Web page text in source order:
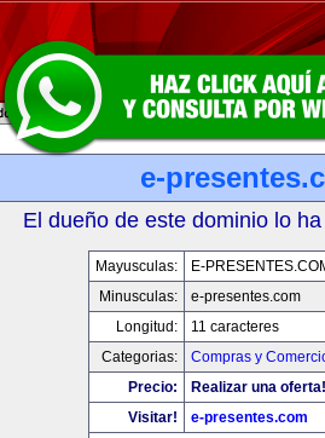
e-
El dueño de este dominio lo
Mayusculas:
E-
Minusculas:
e-presentes.com
Longitud:
11 caracteres
Categorias:
Compras y
Precio:
Realizar una oferta!
Visitar!
e-presentes.com